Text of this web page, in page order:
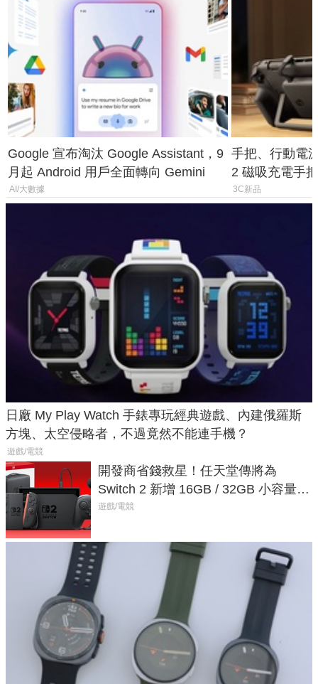
Google 宣布淘汰 Google Assistant，9
月起 Android 用戶全面轉向 Gemini
AI/大數據
手把、行動電
2 磁吸充電手
倍
3C新品
日廠 My Play Watch 手錶專玩經典遊戲、內建俄羅斯
方塊、太空侵略者，不過竟然不能連手機？
遊戲/電競
開發商省錢救星！任天堂傳將為
Switch 2 新增 16GB / 32GB 小容量遊
戲卡的選擇
遊戲/電競